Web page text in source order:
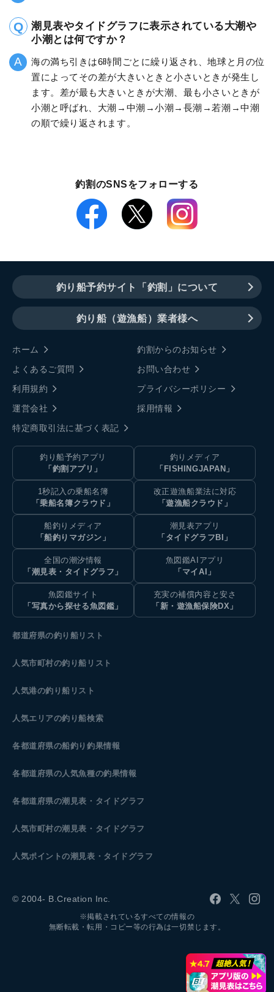
潮見表やタイドグラフに表示されている大潮や
小潮とは何ですか？
海の満ち引きは6時間ごとに繰り返され、地球と月の位
置によってその差が大きいときと小さいときが発生し
ます。差が最も大きいときが大潮、最も小さいときが
小潮と呼ばれ、大潮→中潮→小潮→長潮→若潮→中潮
の順で繰り返されます。
釣割のSNSをフォローする
釣り船予約サイト「釣割」について
釣り船（遊漁船）業者様へ
ホーム
釣割からのお知らせ
よくあるご質問
お問い合わせ
利用規約
プライバシーポリシー
運営会社
採用情報
特定商取引法に基づく表記
釣り船予約アプリ
「釣割アプリ」
釣りメディア
「FISHINGJAPAN」
1秒記入の乗船名簿
「乗船名簿クラウド」
改正遊漁船業法に対応
「遊漁船クラウド」
船釣りメディア
「船釣りマガジン」
潮見表アプリ
「タイドグラフBI」
全国の潮汐情報
「潮見表・タイドグラフ」
魚図鑑AIアプリ
「マイAI」
魚図鑑サイト
「写真から探せる魚図鑑」
充実の補償内容と安さ
「新・遊漁船保険DX」
都道府県の釣り船リスト
人気市町村の釣り船リスト
人気港の釣り船リスト
人気エリアの釣り船検索
各都道府県の船釣り釣果情報
各都道府県の人気魚種の釣果情報
各都道府県の潮見表 ・タイドグラフ
人気市町村の潮見表・タイドグラフ
人気ポイントの潮見表・タイドグラフ
© 2004- B.Creation Inc.
※掲載されているすべての情報の
無断転載・転用・コピー等の行為は一切禁じます。